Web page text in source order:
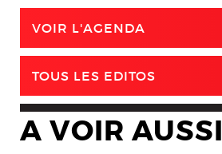
VOIR L'AGENDA
TOUS LES EDITOS
A VOIR AUSSI